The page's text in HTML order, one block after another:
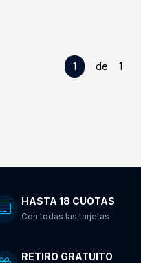
1 de 1
HASTA 18 CUOTAS
Con todas las tarjetas
RETIRO GRATUITO